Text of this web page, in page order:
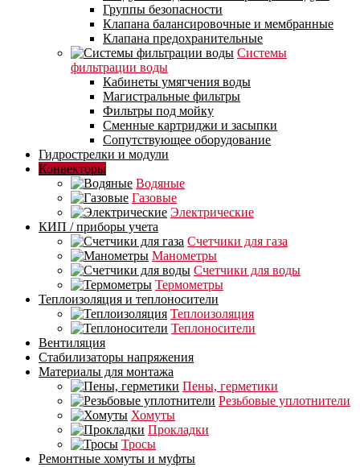
Группы безопасности
Клапана балансировочные и мембранные
Клапана предохранительные
Системы
фильтрации воды
Кабинеты умягчения воды
Магистральные фильтры
Фильтры под мойку
Сменные картриджи и засыпки
Сопутствующее оборудование
Гидрострелки и модули
Конвекторы
Водяные
Газовые
Электрические
КИП / приборы учета
Счетчики для газа
Манометры
Счетчики для воды
Термометры
Теплоизоляция и теплоносители
Теплоизоляция
Теплоносители
Вентиляция
Стабилизаторы напряжения
Материалы для монтажа
Пены, герметики
Резьбовые уплотнители
Хомуты
Прокладки
Тросы
Ремонтные хомуты и муфты